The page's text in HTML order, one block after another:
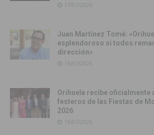
17/07/2026
Juan Martínez Tomé:
esplendoroso si todos
dirección»
16/07/2026
Orihuela recibe oficialmente
festeros de las Fiestas de
2026
16/07/2026